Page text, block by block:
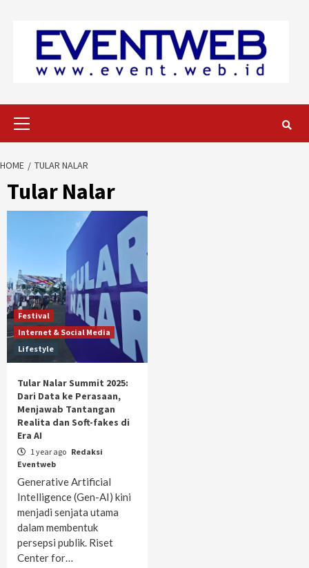
HOME TULAR NALAR
Tular Nalar
Festival
Internet & Social Media
Lifestyle
Tular Nalar Summit 2025:
Dari Data ke Perasaan,
Menjawab Tantangan
Realita dan Soft-fakes di
Era AI
1 year ago Redaksi
Eventweb
Generative Artificial
Intelligence (Gen-AI) kini
menjadi senjata utama
dalam membentuk
persepsi publik. Riset
Center for…